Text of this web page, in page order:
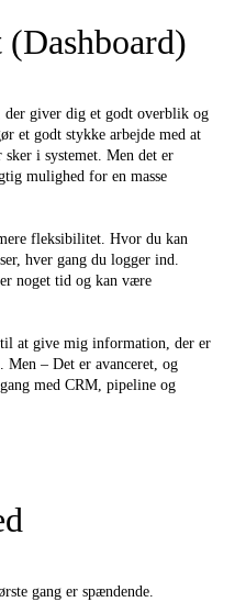
der giver dig et godt overblik og
et godt stykke arbejde med at
i systemet. Men det er
mulighed for en masse
fleksibilitet. Hvor du kan
hver gang du logger ind.
noget tid og kan være
at give mig information, der er
– Det er avanceret, og
med CRM, pipeline og
gang er spændende.